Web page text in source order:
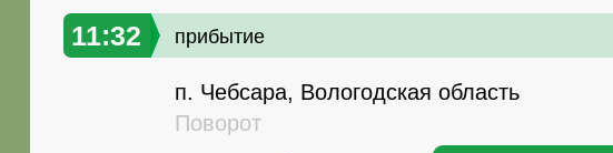
11:32 прибытие
п. Чебсара, Вологодская область
Поворот